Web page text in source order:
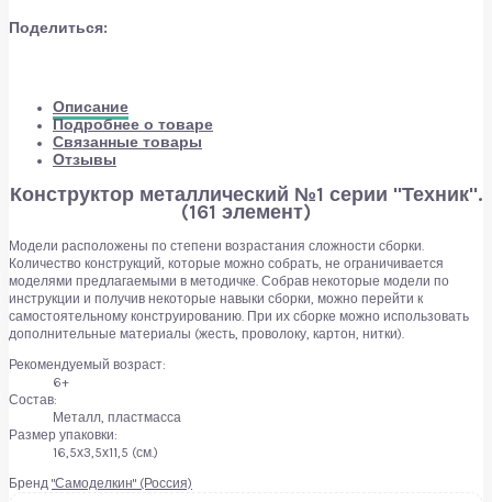
Поделиться:
Описание
Подробнее о товаре
Связанные товары
Отзывы
Конструктор металлический №1 серии "Техник".
(161 элемент)
Модели расположены по степени возрастания сложности сборки.
Количество конструкций, которые можно собрать, не ограничивается
моделями предлагаемыми в методичке. Собрав некоторые модели по
инструкции и получив некоторые навыки сборки, можно перейти к
самостоятельному конструированию. При их сборке можно использовать
дополнительные материалы (жесть, проволоку, картон, нитки).
Рекомендуемый возраст:
6+
Состав:
Металл, пластмасса
Размер упаковки:
16,5х3,5х11,5 (см.)
Бренд "Самоделкин" (Россия)